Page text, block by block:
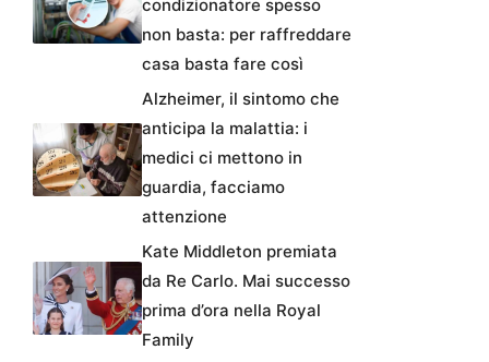
condizionatore spesso
non basta: per raffreddare
casa basta fare così
Alzheimer, il sintomo che
anticipa la malattia: i
medici ci mettono in
guardia, facciamo
attenzione
Kate Middleton premiata
da Re Carlo. Mai successo
prima d’ora nella Royal
Family